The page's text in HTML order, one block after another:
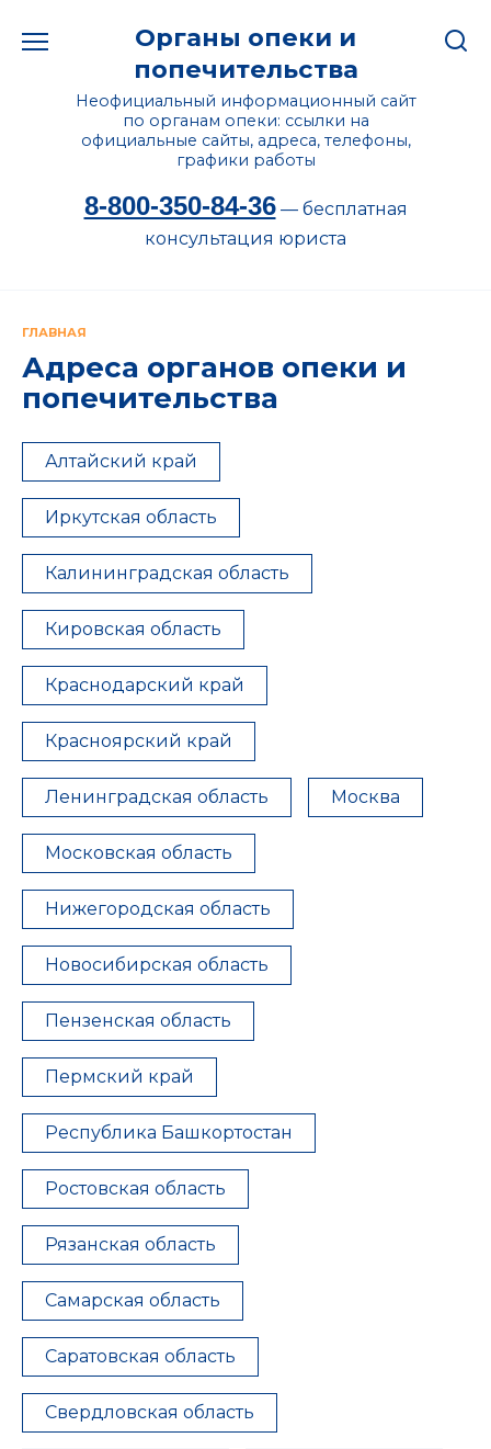
Органы опеки и
попечительства
Неофициальный информационный сайт
по органам опеки: ссылки на
официальные сайты, адреса, телефоны,
графики работы
8-800-350-84-36— бесплатная
консультация юриста
ГЛАВНАЯ
Адреса органов опеки и
попечительства
Алтайский край
Иркутская область
Калининградская область
Кировская область
Краснодарский край
Красноярский край
Ленинградская область Москва
Московская область
Нижегородская область
Новосибирская область
Пензенская область
Пермский край
Республика Башкортостан
Ростовская область
Рязанская область
Самарская область
Саратовская область
Свердловская область